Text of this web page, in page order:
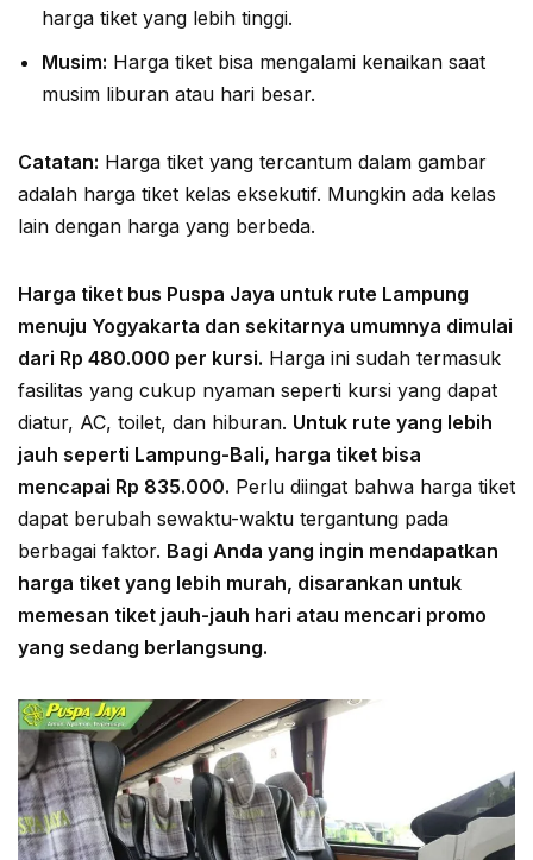
harga tiket yang lebih tinggi.
Musim: Harga tiket bisa mengalami kenaikan saat
musim liburan atau hari besar.
Catatan: Harga tiket yang tercantum dalam gambar
adalah harga tiket kelas eksekutif. Mungkin ada kelas
lain dengan harga yang berbeda.
Harga tiket bus Puspa Jaya untuk rute Lampung
menuju Yogyakarta dan sekitarnya umumnya dimulai
dari Rp 480.000 per kursi. Harga ini sudah termasuk
fasilitas yang cukup nyaman seperti kursi yang dapat
diatur, AC, toilet, dan hiburan. Untuk rute yang lebih
jauh seperti Lampung-Bali, harga tiket bisa
mencapai Rp 835.000. Perlu diingat bahwa harga tiket
dapat berubah sewaktu-waktu tergantung pada
berbagai faktor. Bagi Anda yang ingin mendapatkan
harga tiket yang lebih murah, disarankan untuk
memesan tiket jauh-jauh hari atau mencari promo
yang sedang berlangsung.